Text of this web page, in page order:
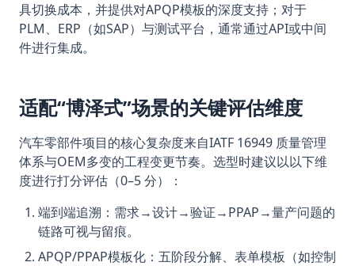
具切换成本，并提供对APQP模板的深度支持；对于
PLM、ERP（如SAP）与测试平台，通常通过API或中间
件进行集成。
适配“博泽式”场景的关键评估维度
汽车零部件项目的核心复杂度来自IATF 16949 质量管理
体系与OEM多变的工程变更节奏。选型时建议以以下维
度进行打分评估（0–5 分）：
端到端追溯：需求→设计→验证→PPAP→量产问题的
链路可视与留痕。
APQP/PPAP模板化：五阶段分解、表单模板（如控制